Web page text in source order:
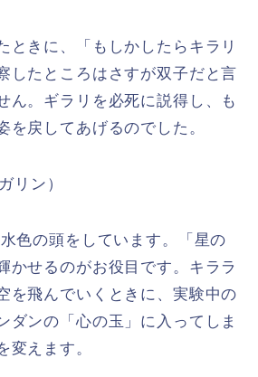
ときに、「もしかしたらキラリ
したところはさすが双子だと言
ん。ギラリを必死に説得し、も
を戻してあげるのでした。
リン）
色の頭をしています。「星の
かせるのがお役目です。キララ
を飛んでいくときに、実験中の
ダンの「心の玉」に入ってしま
変えます。